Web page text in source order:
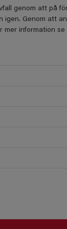
genom att på
Genom att
mer information